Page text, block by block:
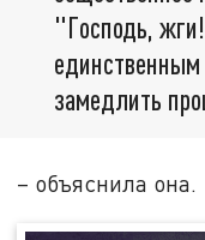
"Господь,
замедлить
– объяснила она.